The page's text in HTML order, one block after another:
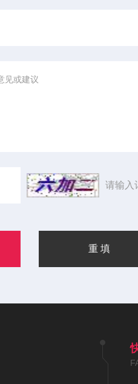
请输入